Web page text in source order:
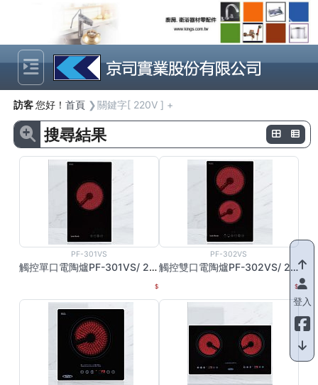
Previous Next
訪客您好！ 首頁 關鍵字[ 220V ] +
搜尋結果
PF-301VS
觸控單口電陶爐PF-301VS/ 220V
PF-302VS
觸控雙口電陶爐PF-302VS/ 220V
登入